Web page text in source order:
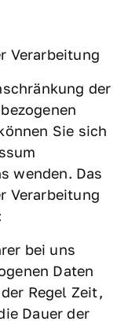
Verarbeitung
der
Sie sich
wenden. Das
Verarbeitung
bei uns
Daten
Regel Zeit,
Dauer der